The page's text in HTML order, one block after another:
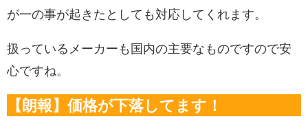
が一の事が起きたとしても対応してくれます。
扱っているメーカーも国内の主要なものですので安
心ですね。
【朗報】価格が下落してます！